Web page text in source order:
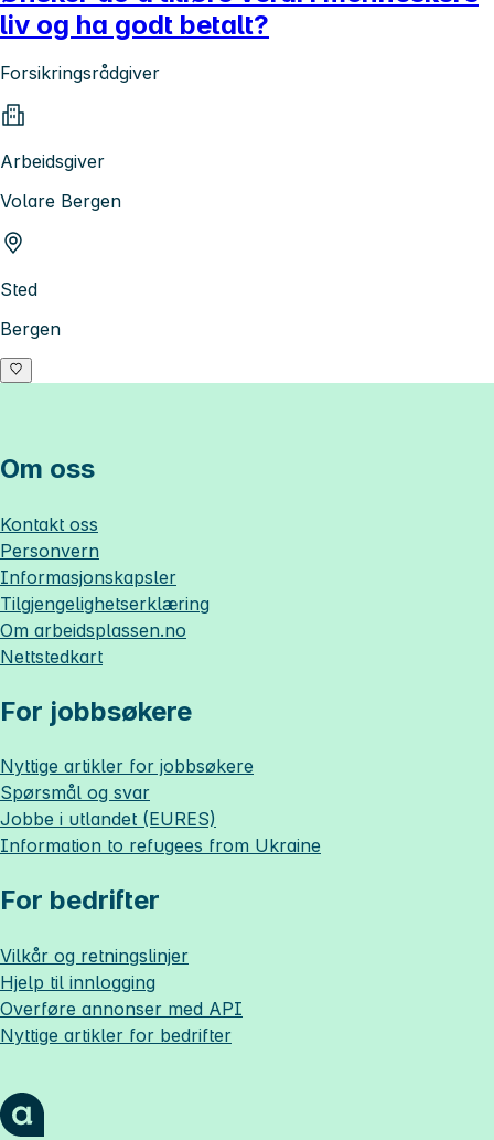
liv og ha godt betalt?
Forsikringsrådgiver
Arbeidsgiver
Volare Bergen
Sted
Bergen
Om oss
Kontakt oss
Personvern
Informasjonskapsler
Tilgjengelighetserklæring
Om arbeidsplassen.no
Nettstedkart
For jobbsøkere
Nyttige artikler for jobbsøkere
Spørsmål og svar
Jobbe i utlandet (EURES)
Information to refugees from Ukraine
For bedrifter
Vilkår og retningslinjer
Hjelp til innlogging
Overføre annonser med API
Nyttige artikler for bedrifter